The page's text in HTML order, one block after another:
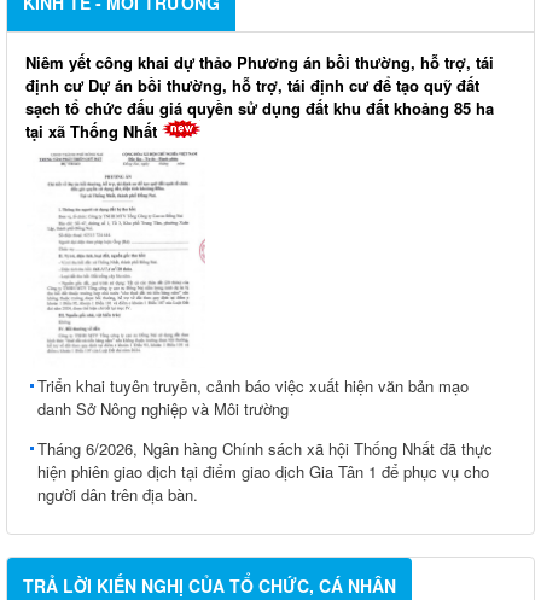
Niêm yết công khai dự thảo Phương án bồi thường, hỗ trợ, tái
định cư Dự án bồi thường, hỗ trợ, tái định cư để tạo quỹ đất
sạch tổ chức đấu giá quyền sử dụng đất khu đất khoảng 85 ha
tại xã Thống Nhất
Triển khai tuyên truyền, cảnh báo việc xuất hiện văn bản mạo
danh Sở Nông nghiệp và Môi trường
Tháng 6/2026, Ngân hàng Chính sách xã hội Thống Nhất đã thực
hiện phiên giao dịch tại điểm giao dịch Gia Tân 1 để phục vụ cho
người dân trên địa bàn.
TRẢ LỜI KIẾN NGHỊ CỦA TỔ CHỨC, CÁ NHÂN